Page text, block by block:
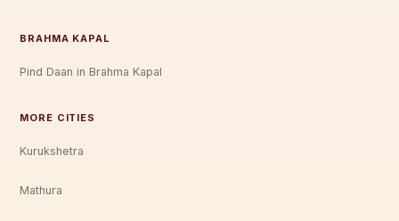
BRAHMA KAPAL
Pind Daan in Brahma Kapal
MORE CITIES
Kurukshetra
Mathura